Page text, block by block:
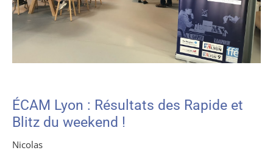
ÉCAM Lyon : Résultats des Rapide et
Blitz du weekend !
Nicolas